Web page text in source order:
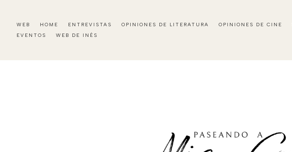
WEB HOME ENTREVISTAS OPINIONES DE LITERATURA OPINIONES DE CINE
EVENTOS
WEB DE INÉS